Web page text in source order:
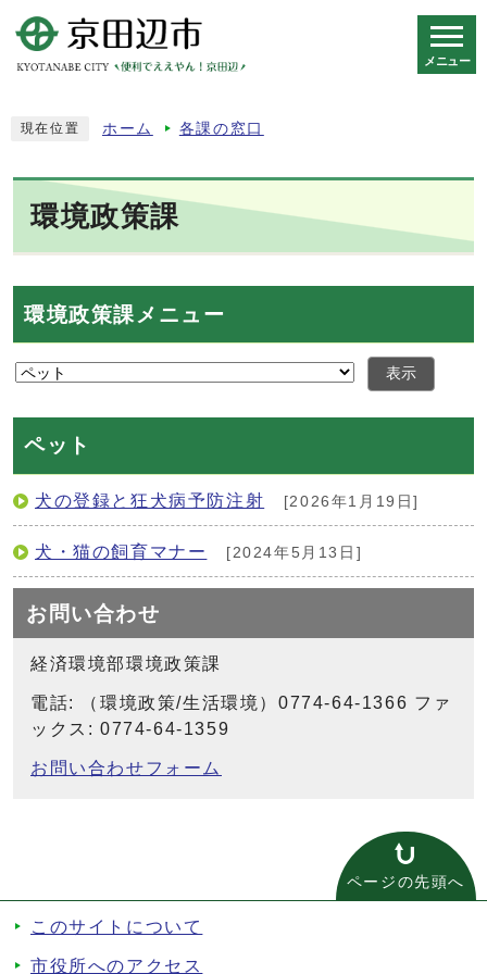
メニュー
現在位置 ホーム 各課の窓口
環境政策課
環境政策課メニュー
表示
ペット
犬の登録と狂犬病予防注射 [2026年1月19日]
犬・猫の飼育マナー [2024年5月13日]
お問い合わせ
経済環境部環境政策課
電話: （環境政策/生活環境）0774-64-1366 ファ
ックス: 0774-64-1359
お問い合わせフォーム
ページの先頭へ
このサイトについて
市役所へのアクセス